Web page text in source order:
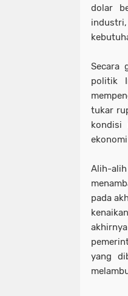
dolar
Secara
politik
tukar
kondisi
Alih-
pada
yang